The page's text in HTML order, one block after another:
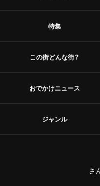
特集
この街どんな街？
おでかけニュース
ジャンル
さ